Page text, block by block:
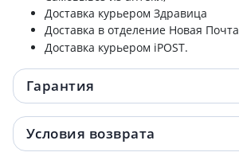
Доставка курьером Здравица
Доставка в отделение Новая Почта
Доставка курьером iPOST.
Гарантия
Условия возврата